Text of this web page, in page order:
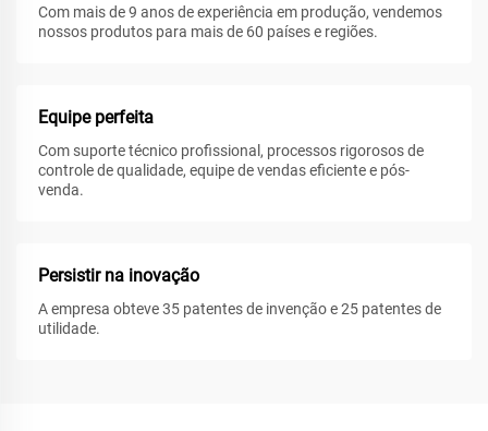
Com mais de 9 anos de experiência em produção, vendemos
nossos produtos para mais de 60 países e regiões.
Equipe perfeita
Com suporte técnico profissional, processos rigorosos de
controle de qualidade, equipe de vendas eficiente e pós-
venda.
Persistir na inovação
A empresa obteve 35 patentes de invenção e 25 patentes de
utilidade.